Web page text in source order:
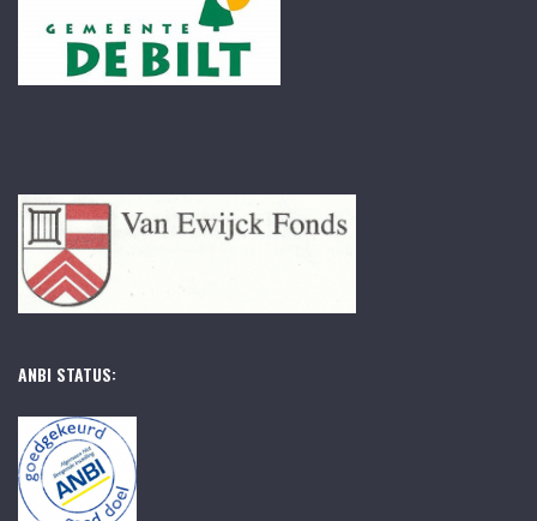
ANBI STATUS: